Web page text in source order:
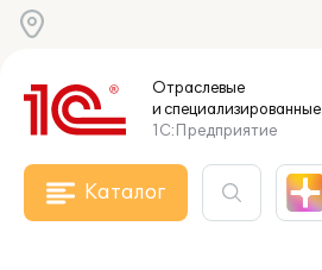
Отраслевые
и специализированные
1С:Предприятие
Каталог